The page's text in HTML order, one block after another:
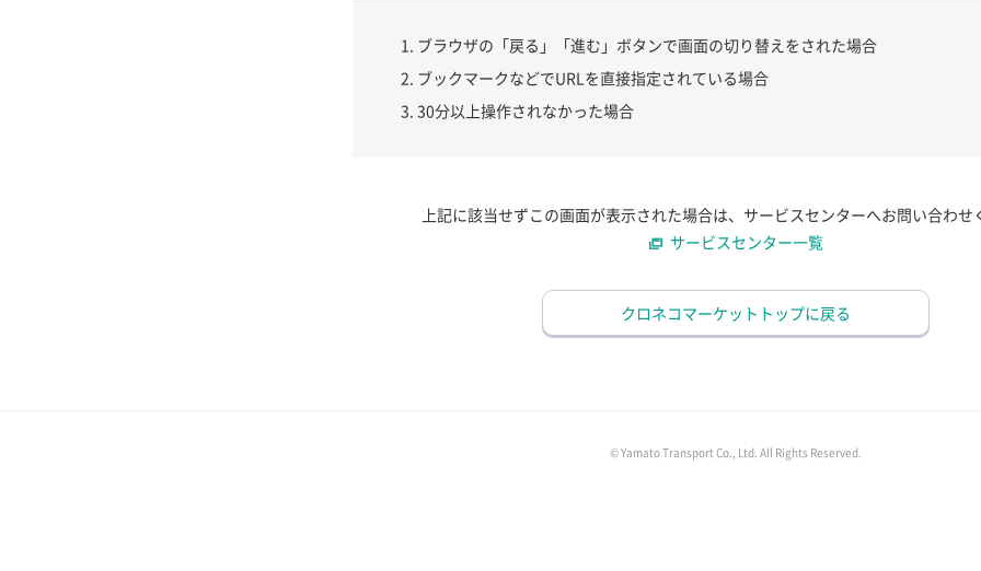
ブラウザの「戻る」「進む」ボタンで画面の切り替えをされた場合
ブックマークなどでURLを直接指定されている場合
30分以上操作されなかった場合
上記に該当せずこの画面が表示された場合は、サービスセンターへお問い合わせ
サービスセンター一覧
クロネコマーケットトップに戻る
© Yamato Transport Co., Ltd. All Rights Reserved.